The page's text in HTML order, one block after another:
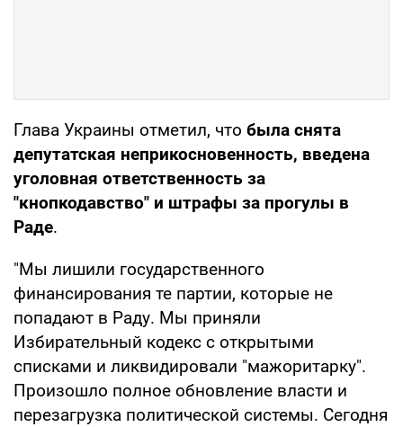
Глава Украины отметил, что была снята
депутатская неприкосновенность, введена
уголовная ответственность за
"кнопкодавство" и штрафы за прогулы в
Раде.
"Мы лишили государственного
финансирования те партии, которые не
попадают в Раду. Мы приняли
Избирательный кодекс с открытыми
списками и ликвидировали "мажоритарку".
Произошло полное обновление власти и
перезагрузка политической системы. Сегодня